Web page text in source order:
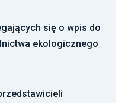
się o wpis do
ekologicznego